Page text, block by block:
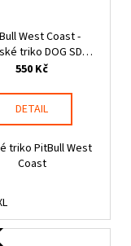
West Coast -
triko DOG SD
burgundy
550 Kč
DETAIL
triko PitBull West
Coast